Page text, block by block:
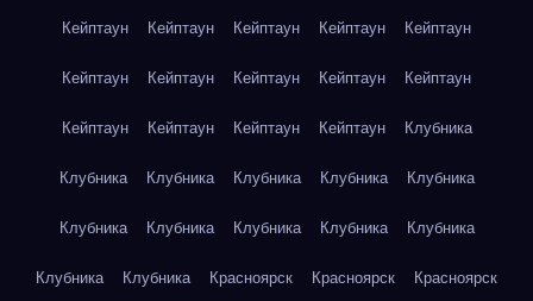
Кейптаун Кейптаун Кейптаун Кейптаун Кейптаун
Кейптаун Кейптаун Кейптаун Кейптаун Кейптаун
Кейптаун Кейптаун Кейптаун Кейптаун Клубника
Клубника Клубника Клубника Клубника Клубника
Клубника Клубника Клубника Клубника Клубника
Клубника Клубника Красноярск Красноярск Красноярск